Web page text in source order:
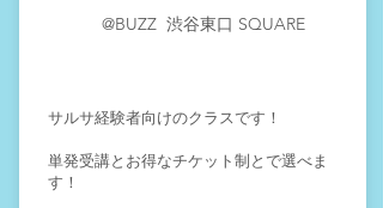
​@BUZZ 渋谷東口 SQUARE
サルサ経験者向けのクラスです！
単発受講とお得なチケット制とで選べま
す！